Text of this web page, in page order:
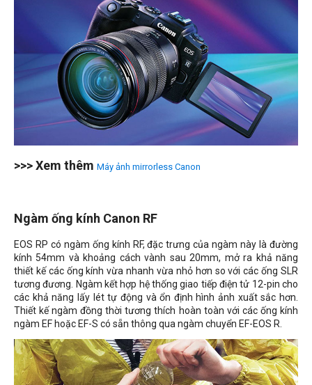
>>> Xem thêm Máy ảnh mirrorless Canon
Ngàm ống kính Canon RF
EOS RP có ngàm ống kính RF, đặc trưng của ngàm này là đường
kính 54mm và khoảng cách vành sau 20mm, mở ra khả năng
thiết kế các ống kính vừa nhanh vừa nhỏ hơn so với các ống SLR
tương đương. Ngàm kết hợp hệ thống giao tiếp điện tử 12-pin cho
các khả năng lấy lét tự động và ổn định hình ảnh xuất sắc hơn.
Thiết kế ngàm đồng thời tương thích hoàn toàn với các ống kính
ngàm EF hoặc EF-S có sẵn thông qua ngàm chuyển EF-EOS R.